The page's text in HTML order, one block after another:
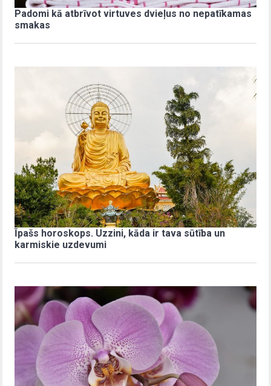
Padomi kā atbrīvot virtuves dvieļus no nepatīkamas
smakas
Īpašs horoskops. Uzzini, kāda ir tava sūtība un
karmiskie uzdevumi